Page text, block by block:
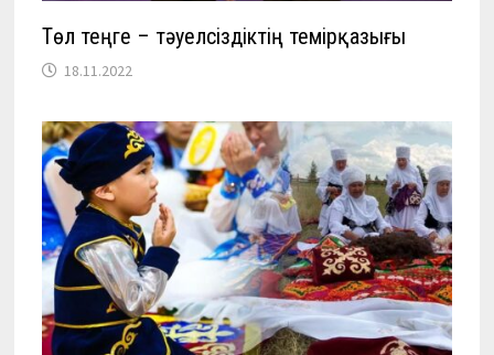
Төл теңге – тәуелсіздіктің темірқазығы
18.11.2022